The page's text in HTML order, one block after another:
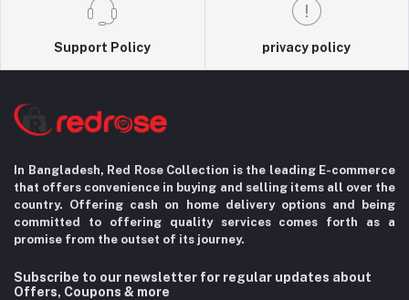
Support Policy privacy policy
In Bangladesh, Red Rose Collection is the leading E-commerce
that offers convenience in buying and selling items all over the
country. Offering cash on home delivery options and being
committed to offering quality services comes forth as a
promise from the outset of its journey.
Subscribe to our newsletter for regular updates about
Offers, Coupons & more